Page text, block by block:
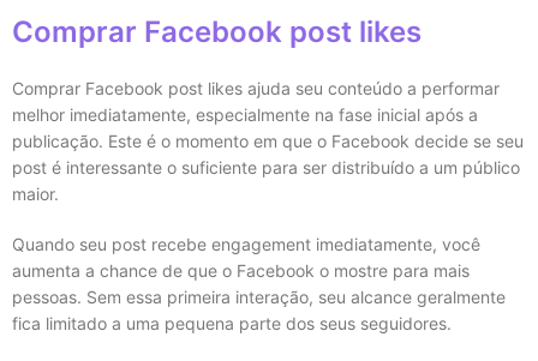
Comprar Facebook post likes
Comprar Facebook post likes ajuda seu conteúdo a performar
melhor imediatamente, especialmente na fase inicial após a
publicação. Este é o momento em que o Facebook decide se seu
post é interessante o suficiente para ser distribuído a um público
maior.
Quando seu post recebe engagement imediatamente, você
aumenta a chance de que o Facebook o mostre para mais
pessoas. Sem essa primeira interação, seu alcance geralmente
fica limitado a uma pequena parte dos seus seguidores.